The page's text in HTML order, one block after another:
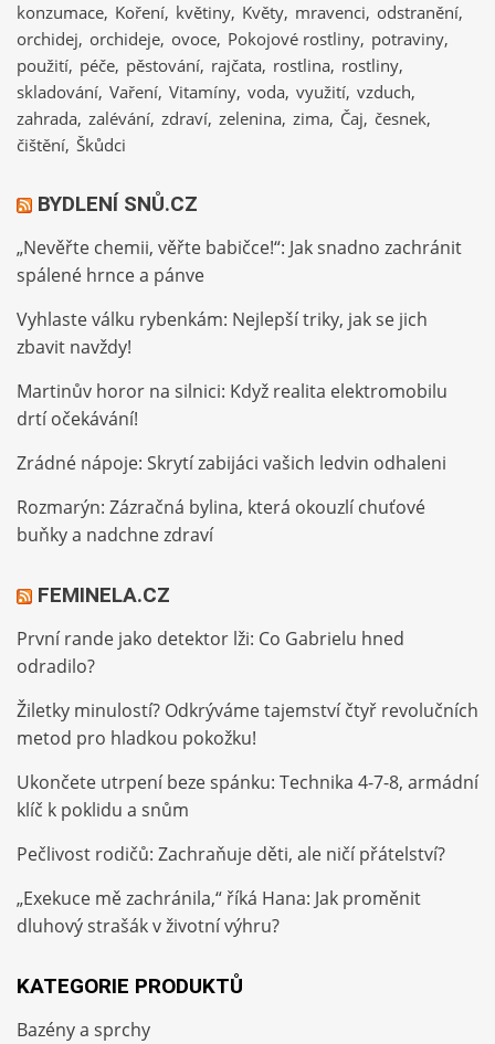
konzumace Koření květiny Květy mravenci odstranění
orchidej orchideje ovoce Pokojové rostliny potraviny
použití péče pěstování rajčata rostlina rostliny
skladování Vaření Vitamíny voda využití vzduch
zahrada zalévání zdraví zelenina zima Čaj česnek
čištění Škůdci
BYDLENÍ SNŮ.CZ
„Nevěřte chemii, věřte babičce!“: Jak snadno zachránit
spálené hrnce a pánve
Vyhlaste válku rybenkám: Nejlepší triky, jak se jich
zbavit navždy!
Martinův horor na silnici: Když realita elektromobilu
drtí očekávání!
Zrádné nápoje: Skrytí zabijáci vašich ledvin odhaleni
Rozmarýn: Zázračná bylina, která okouzlí chuťové
buňky a nadchne zdraví
FEMINELA.CZ
První rande jako detektor lži: Co Gabrielu hned
odradilo?
Žiletky minulostí? Odkrýváme tajemství čtyř revolučních
metod pro hladkou pokožku!
Ukončete utrpení beze spánku: Technika 4-7-8, armádní
klíč k poklidu a snům
Pečlivost rodičů: Zachraňuje děti, ale ničí přátelství?
„Exekuce mě zachránila,“ říká Hana: Jak proměnit
dluhový strašák v životní výhru?
KATEGORIE PRODUKTŮ
Bazény a sprchy